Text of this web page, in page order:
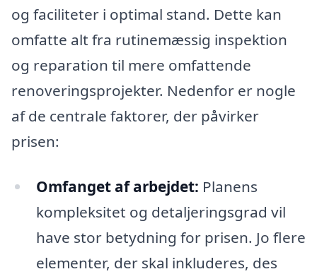
og faciliteter i optimal stand. Dette kan
omfatte alt fra rutinemæssig inspektion
og reparation til mere omfattende
renoveringsprojekter. Nedenfor er nogle
af de centrale faktorer, der påvirker
prisen:
Omfanget af arbejdet: Planens
kompleksitet og detaljeringsgrad vil
have stor betydning for prisen. Jo flere
elementer, der skal inkluderes, des